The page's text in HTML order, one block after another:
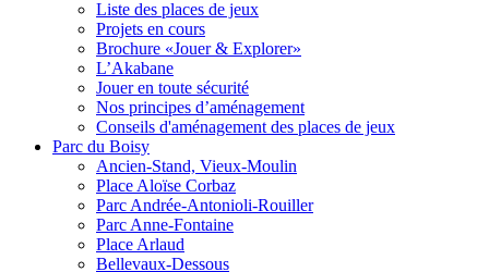
Liste des places de jeux
Projets en cours
Brochure «Jouer & Explorer»
L’Akabane
Jouer en toute sécurité
Nos principes d’aménagement
Conseils d'aménagement des places de jeux
Parc du Boisy
Ancien-Stand, Vieux-Moulin
Place Aloïse Corbaz
Parc Andrée-Antonioli-Rouiller
Parc Anne-Fontaine
Place Arlaud
Bellevaux-Dessous